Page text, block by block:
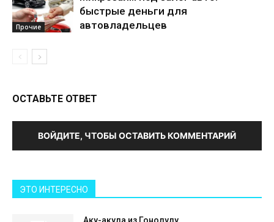
Прочие
быстрые деньги для
автовладельцев
ОСТАВЬТЕ ОТВЕТ
ВОЙДИТЕ, ЧТОБЫ ОСТАВИТЬ КОММЕНТАРИЙ
ЭТО ИНТЕРЕСНО